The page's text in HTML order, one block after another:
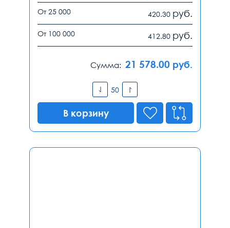
От 25 000 420.30 руб.
От 100 000 412.80 руб.
Сумма: 21 578.00 руб.
В корзину